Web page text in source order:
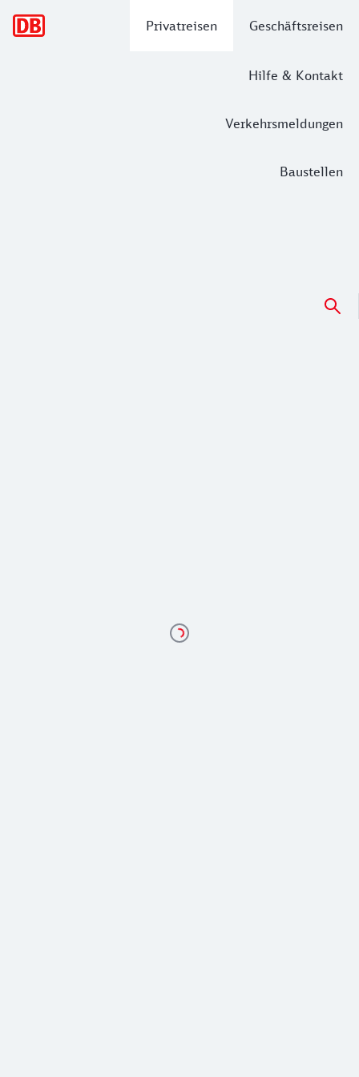
Privatreisen Geschäftsreisen
Hilfe & Kontakt
Verkehrsmeldungen
Baustellen